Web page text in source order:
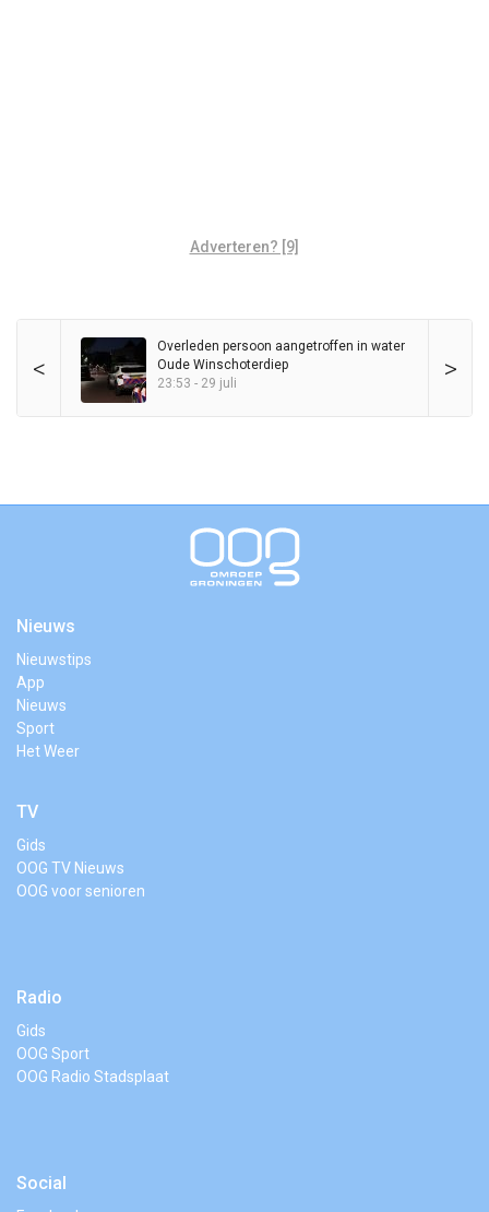
Adverteren? [9]
< >
Overleden persoon aangetroffen in water
Oude Winschoterdiep
23:53 - 29 juli
Nieuws
Nieuwstips
App
Nieuws
Sport
Het Weer
TV
Gids
OOG TV Nieuws
OOG voor senioren
Radio
Gids
OOG Sport
OOG Radio Stadsplaat
Social